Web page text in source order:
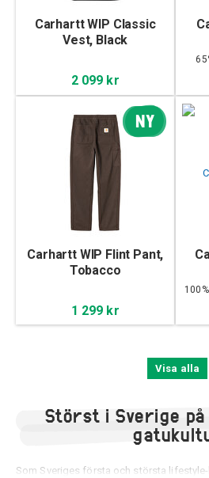
Carhartt WIP Classic
Vest, Black
2 099 kr
NY
Carhartt WIP Flint Pant,
Tobacco
1 299 kr
Visa alla
Störst i Sverige
Som Sveriges första och största